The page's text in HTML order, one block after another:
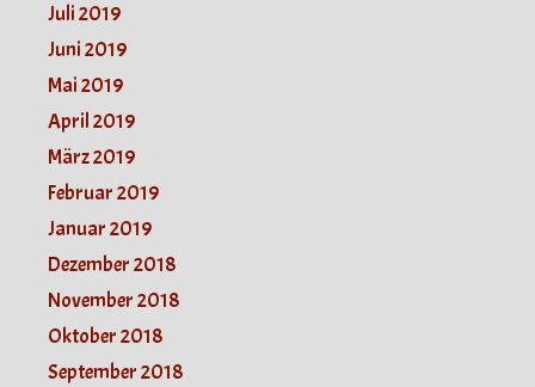
Juli 2019
Juni 2019
Mai 2019
April 2019
März 2019
Februar 2019
Januar 2019
Dezember 2018
November 2018
Oktober 2018
September 2018